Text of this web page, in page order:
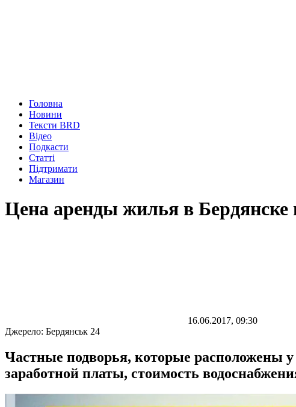
Головна
Новини
Тексти BRD
Відео
Подкасти
Статті
Підтримати
Магазин
Цена аренды жилья в Бердянске
16.06.2017, 09:30
Джерело: Бердянськ 24
Частные подворья, которые расположены
заработной платы, стоимость